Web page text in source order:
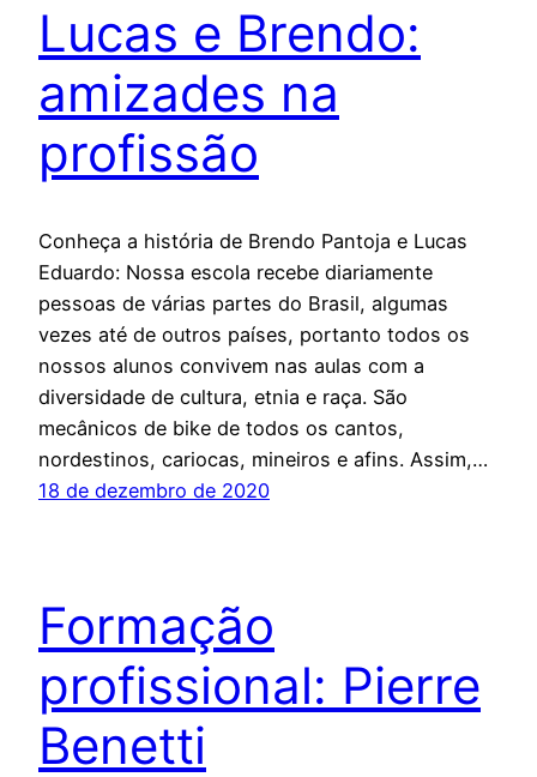
Lucas e Brendo:
amizades na
profissão
Conheça a história de Brendo Pantoja e Lucas
Eduardo: Nossa escola recebe diariamente
pessoas de várias partes do Brasil, algumas
vezes até de outros países, portanto todos os
nossos alunos convivem nas aulas com a
diversidade de cultura, etnia e raça. São
mecânicos de bike de todos os cantos,
nordestinos, cariocas, mineiros e afins. Assim,…
18 de dezembro de 2020
Formação
profissional: Pierre
Benetti